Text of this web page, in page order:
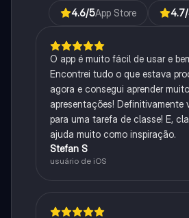
4.6/5App Store 4.7
O app é muito fácil de usar e
Encontrei tudo o que estava
agora e consegui aprender
apresentações! Definitivamente
para uma tarefa de classe! E,
ajuda muito como inspiração.
Stefan S
usuário de iOS